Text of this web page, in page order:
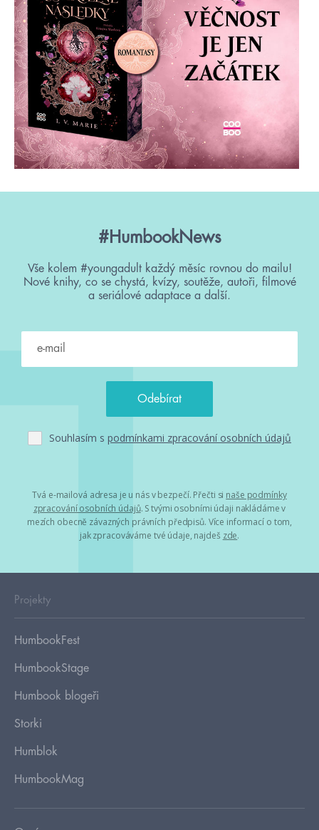
#HumbookNews
Vše kolem #youngadult každý měsíc rovnou do mailu!
Nové knihy, co se chystá, kvízy, soutěže, autoři, filmové
a seriálové adaptace a další.
Souhlasím s podmínkami zpracování osobních údajů
Tvá e-mailová adresa je u nás v bezpečí. Přečti si naše podmínky
zpracování osobních údajů. S tvými osobními údaji nakládáme v
mezích obecně závazných právních předpisů. Více informací o tom,
jak zpracováváme tvé údaje, najdeš zde.
Projekty
HumbookFest
HumbookStage
Humbook blogeři
Storki
Humblok
HumbookMag